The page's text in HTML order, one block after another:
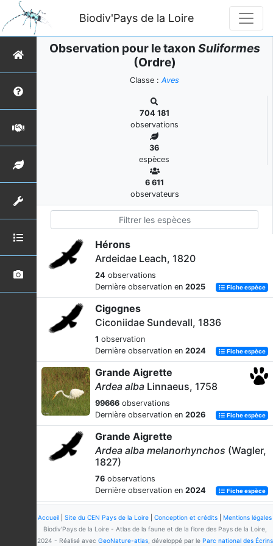
Biodiv'Pays de la Loire
Observation pour le taxon Suliformes
(Ordre)
Classe : Aves
704 181
observations
36
espèces
6 611
observateurs
Hérons
Ardeidae Leach, 1820
24 observations
Dernière observation en 2025 Fiche espèce
Cigognes
Ciconiidae Sundevall, 1836
1 observation
Dernière observation en 2024 Fiche espèce
Grande Aigrette
Ardea alba Linnaeus, 1758
99666 observations
Dernière observation en 2026 Fiche espèce
Grande Aigrette
Ardea alba melanorhynchos (Wagler,
1827)
76 observations
Dernière observation en 2024 Fiche espèce
Héron cendré
Ardea cinereaLinnaeus, 1758
167902observations
Accueil Site du CEN Pays de la Loire Conception et crédits
Mentions légales
Biodiv'Pays de la Loire - Atlas de la faune et de la flore des Pays de la Loire,
2024 - Réalisé avec GeoNature-atlas, développé par le Parc national des Écrins